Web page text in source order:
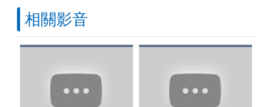
相關影音